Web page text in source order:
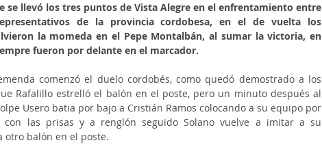
se llevó los tres puntos de Vista Alegre en el enfrentamiento entre
de la provincia cordobesa, en el de vuelta los
la momeda en el Pepe Montalbán, al sumar la victoria, en
fueron por delante en el marcador.
comenzó el duelo cordobés, como quedó demostrado a los
Rafalillo estrelló el balón en el poste, pero un minuto después al
Usero batia por bajo a Cristián Ramos colocando a su equipo por
con las prisas y a renglón seguido Solano vuelve a imitar a su
otro balón en el poste.